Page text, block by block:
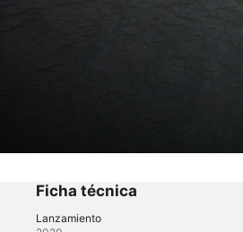
A New Lease on Life
Reality
Ficha técnica
Lanzamiento